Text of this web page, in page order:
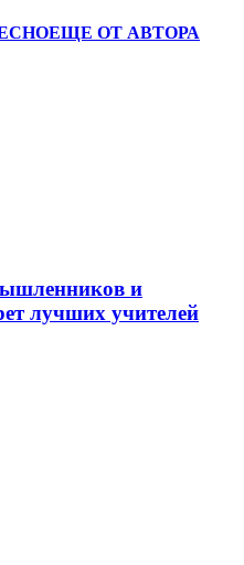
ЕЩЕ ОТ АВТОРА
и
лучших учителей